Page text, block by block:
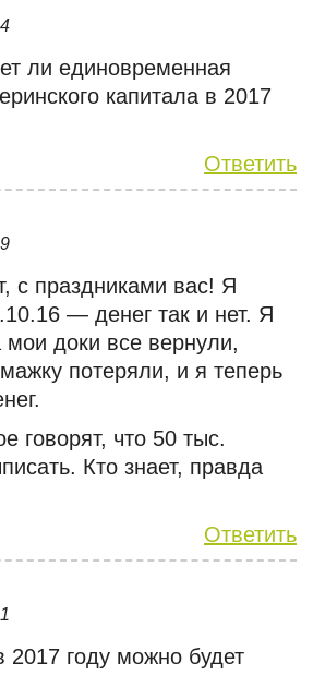
ли единовременная
капитала в 2017
Ответить
с праздниками вас! Я
— денег так и нет. Я
мои доки все вернули,
потеряли, и я теперь
говорят, что 50 тыс.
Кто знает, правда
Ответить
2017 году можно будет